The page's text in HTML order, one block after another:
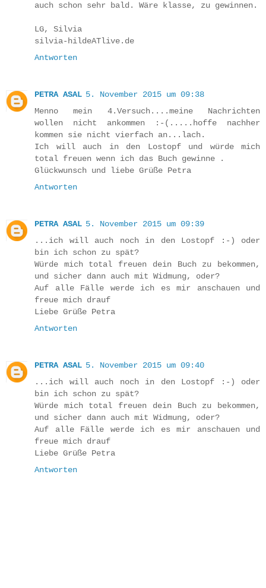
auch schon sehr bald. Wäre klasse, zu gewinnen.
LG, Silvia
silvia-hildeATlive.de
Antworten
PETRA ASAL 5. November 2015 um 09:38
Menno mein 4.Versuch....meine Nachrichten
wollen nicht ankommen :-(.....hoffe nachher
kommen sie nicht vierfach an...lach.
Ich will auch in den Lostopf und würde mich
total freuen wenn ich das Buch gewinne .
Glückwunsch und liebe Grüße Petra
Antworten
PETRA ASAL 5. November 2015 um 09:39
...ich will auch noch in den Lostopf :-) oder
bin ich schon zu spät?
Würde mich total freuen dein Buch zu bekommen,
und sicher dann auch mit Widmung, oder?
Auf alle Fälle werde ich es mir anschauen und
freue mich drauf
Liebe Grüße Petra
Antworten
PETRA ASAL 5. November 2015 um 09:40
...ich will auch noch in den Lostopf :-) oder
bin ich schon zu spät?
Würde mich total freuen dein Buch zu bekommen,
und sicher dann auch mit Widmung, oder?
Auf alle Fälle werde ich es mir anschauen und
freue mich drauf
Liebe Grüße Petra
Antworten